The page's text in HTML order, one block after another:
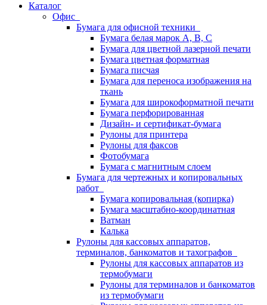
Каталог
Офис
Бумага для офисной техники
Бумага белая марок А, В, С
Бумага для цветной лазерной печати
Бумага цветная форматная
Бумага писчая
Бумага для переноса изображения на
ткань
Бумага для широкоформатной печати
Бумага перфорированная
Дизайн- и сертификат-бумага
Рулоны для принтера
Рулоны для факсов
Фотобумага
Бумага с магнитным слоем
Бумага для чертежных и копировальных
работ
Бумага копировальная (копирка)
Бумага масштабно-координатная
Ватман
Калька
Рулоны для кассовых аппаратов,
терминалов, банкоматов и тахографов
Рулоны для кассовых аппаратов из
термобумаги
Рулоны для терминалов и банкоматов
из термобумаги